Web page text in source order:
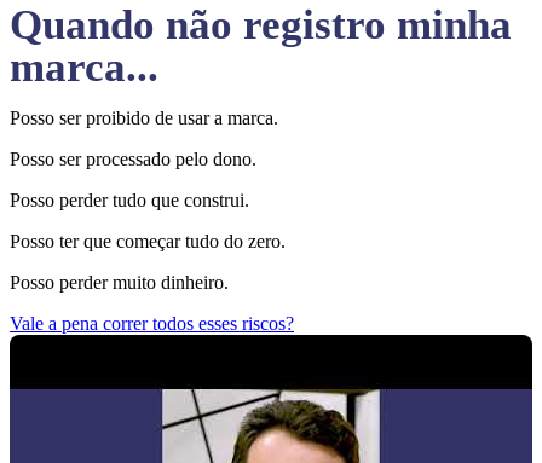
Quando não registro minha
marca...
Posso ser proibido de usar a marca.
Posso ser processado pelo dono.
Posso perder tudo que construi.
Posso ter que começar tudo do zero.
Posso perder muito dinheiro.
Vale a pena correr todos esses riscos?